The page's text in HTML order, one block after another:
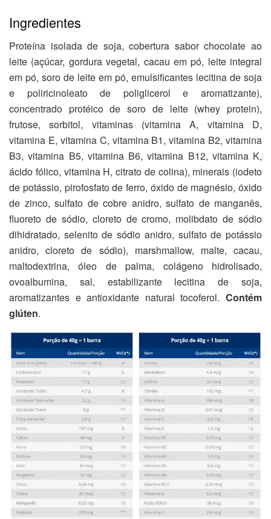
Ingredientes
Proteína isolada de soja, cobertura sabor chocolate ao
leite (açúcar, gordura vegetal, cacau em pó, leite integral
em pó, soro de leite em pó, emulsificantes lecitina de soja
e poliricinoleato de poliglicerol e aromatizante),
concentrado protéico de soro de leite (whey protein),
frutose, sorbitol, vitaminas (vitamina A, vitamina D,
vitamina E, vitamina C, vitamina B1, vitamina B2, vitamina
B3, vitamina B5, vitamina B6, vitamina B12, vitamina K,
ácido fólico, vitamina H, citrato de colina), minerais (iodeto
de potássio, pirofosfato de ferro, óxido de magnésio, óxido
de zinco, sulfato de cobre anidro, sulfato de manganês,
fluoreto de sódio, cloreto de cromo, molibdato de sódio
dihidratado, selenito de sódio anidro, sulfato de potássio
anidro, cloreto de sódio), marshmallow, malte, cacau,
maltodextrina, óleo de palma, colágeno hidrolisado,
ovoalbumina, sal, estabilizante lecitina de soja,
aromatizantes e antioxidante natural tocoferol. Contém
glúten.